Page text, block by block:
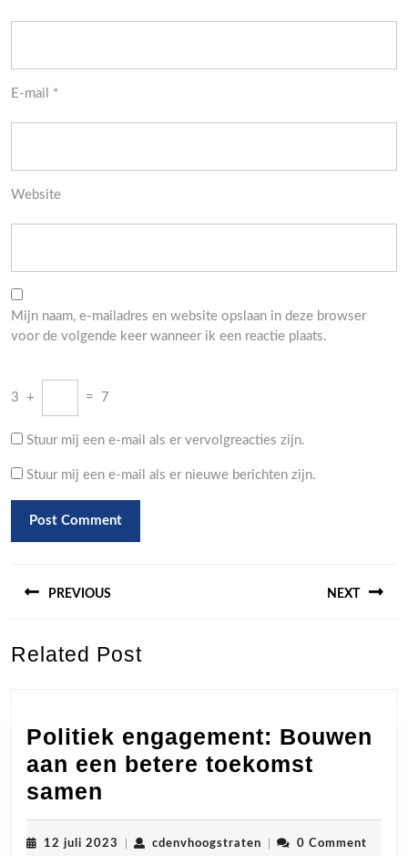
E-mail *
Website
Mijn naam, e-mailadres en website opslaan in deze browser
voor de volgende keer wanneer ik een reactie plaats.
3 + = 7
Stuur mij een e-mail als er vervolgreacties zijn.
Stuur mij een e-mail als er nieuwe berichten zijn.
PREVIOUS
post:
NEXT
Related Post
Politiek engagement: Bouwen
aan een betere toekomst
samen
engagement:
Bouwen
12 juli 2023 12
cdenvhoogstratencdenvhoogstraten
0 Comment